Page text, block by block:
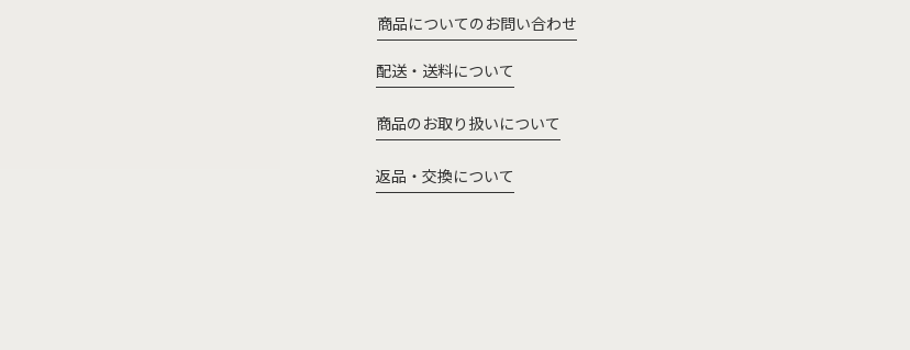
商品についてのお問い合わせ
配送・送料について
商品のお取り扱いについて
返品・交換について